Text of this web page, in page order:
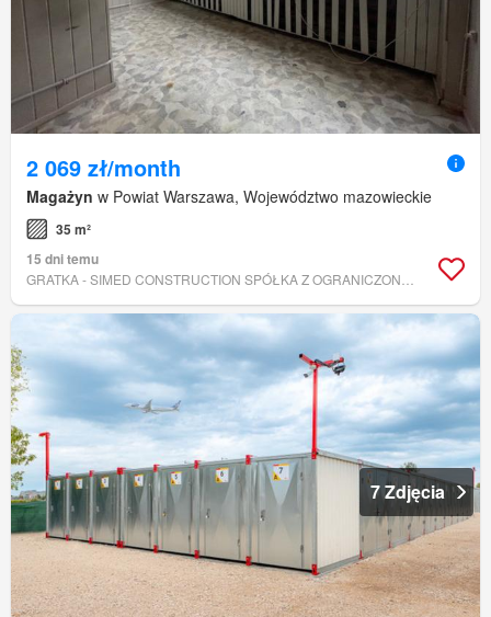
2 069 zł/month
Magażyn w Powiat Warszawa, Województwo mazowieckie
35 m²
15 dni temu
7 Zdjęcia